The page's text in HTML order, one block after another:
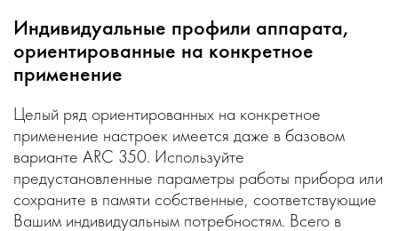
Индивидуальные профили аппарата,
ориентированные на конкретное
применение
Целый ряд ориентированных на конкретное
применение настроек имеется даже в базовом
варианте ARC 350. Используйте
предустановленные параметры работы прибора или
сохраните в памяти собственные, соответствующие
Вашим индивидуальным потребностям. Всего в